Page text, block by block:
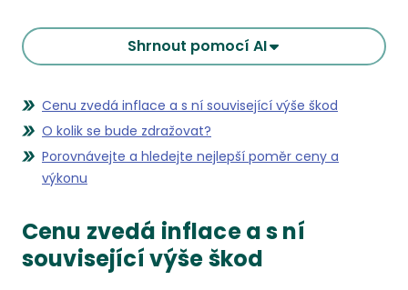
Shrnout pomocí AI
Cenu zvedá inflace a s ní související výše škod
O kolik se bude zdražovat?
Porovnávejte a hledejte nejlepší poměr ceny a
výkonu
Cenu zvedá inflace a s ní
související výše škod